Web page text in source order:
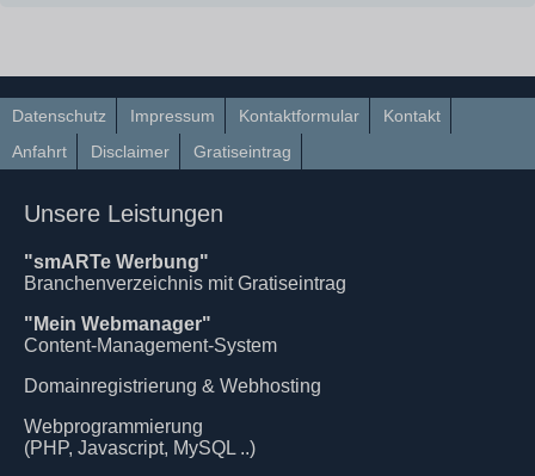
Datenschutz Impressum Kontaktformular
Kontakt
Anfahrt
Disclaimer Gratiseintrag
Unsere Leistungen
"smARTe Werbung"
Branchenverzeichnis mit Gratiseintrag
"Mein Webmanager"
Content-Management-System
Domainregistrierung & Webhosting
Webprogrammierung
(PHP, Javascript, MySQL ..)